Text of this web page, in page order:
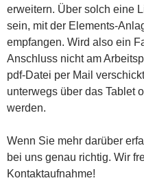
erweitern. Über solch eine
sein, mit der Elements-
empfangen. Wird also ein
Anschluss nicht am
pdf-Datei per Mail
unterwegs über das Tablet
werden.
Wenn Sie mehr darüber
bei uns genau richtig. Wir
Kontaktaufnahme!